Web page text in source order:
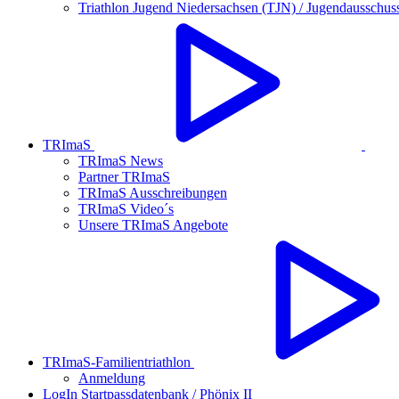
Triathlon Jugend Niedersachsen (TJN) /
TRImaS
TRImaS News
Partner TRImaS
TRImaS Ausschreibungen
TRImaS Video´s
Unsere TRImaS Angebote
TRImaS-Familientriathlon
Anmeldung
LogIn Startpassdatenbank / Phönix II